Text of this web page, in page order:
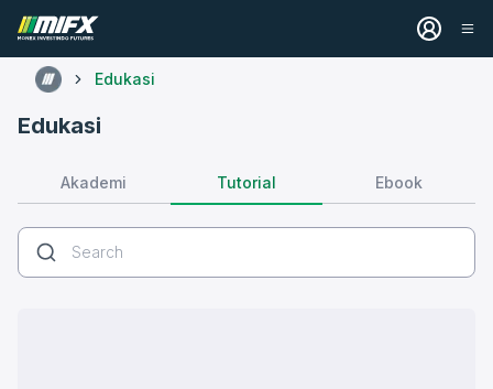
Edukasi
Edukasi
Akademi Tutorial Ebook